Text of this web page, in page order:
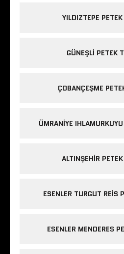
YILDIZTEPE
GÜNEŞLI PETEK
ÇOBANÇEŞME
ÜMRANIYE
ALTINŞEHIR
ESENLER TURGUT REIS
ESENLER MENDERES